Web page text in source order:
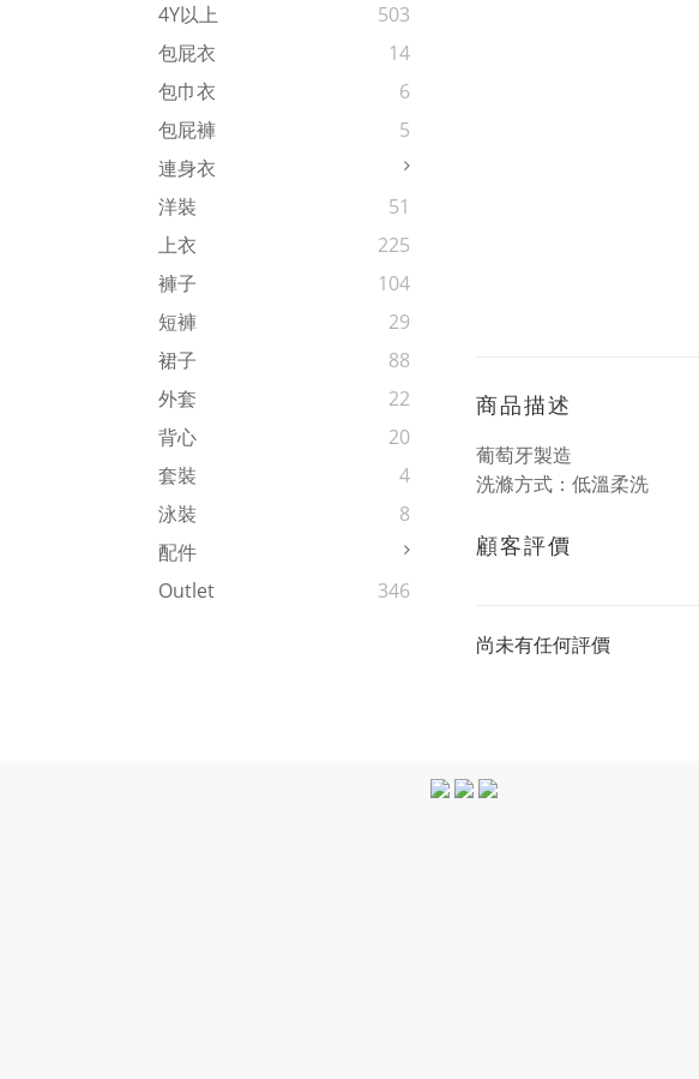
4Y以上
503
包屁衣
14
包巾衣
6
包屁褲
5
連身衣
洋裝
51
上衣
225
褲子
104
短褲
29
裙子
88
外套
22
背心
20
套裝
4
泳裝
8
配件
Outlet
346
商品描述
葡萄牙製造
洗滌方式：低溫柔洗
顧客評價
尚未有任何評價